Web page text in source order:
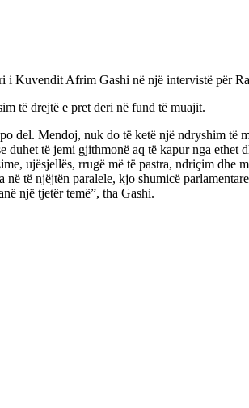
i Kuvendit Afrim Gashi në një intervistë për
të drejtë e pret deri në fund të muajit.
del. Mendoj, nuk do të ketë një ndryshim të
duhet të jemi gjithmonë aq të kapur nga ethet
ujësjellës, rrugë më të pastra, ndriçim dhe
të njëjtën paralele, kjo shumicë
një tjetër temë”, tha Gashi.